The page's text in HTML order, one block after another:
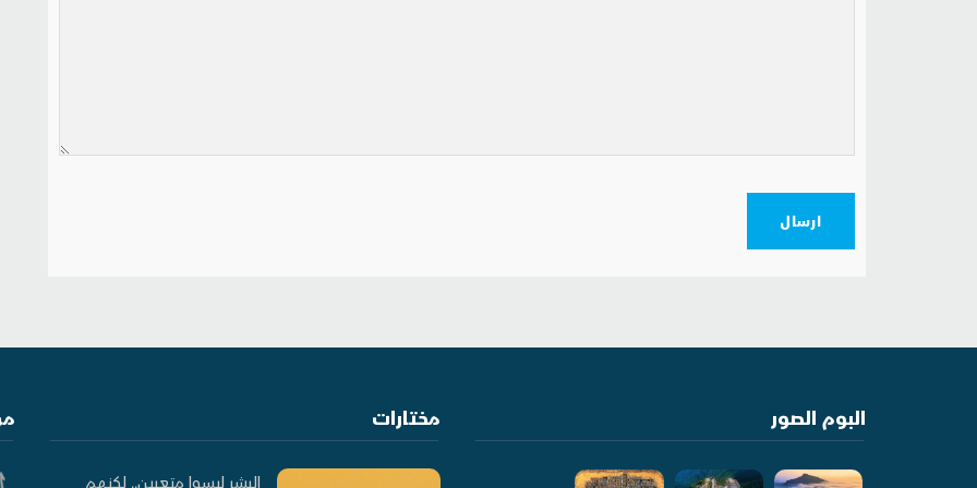
ارسال
مختارات
البشر ليسوا متعبين.. لكنهم
البوم الصور